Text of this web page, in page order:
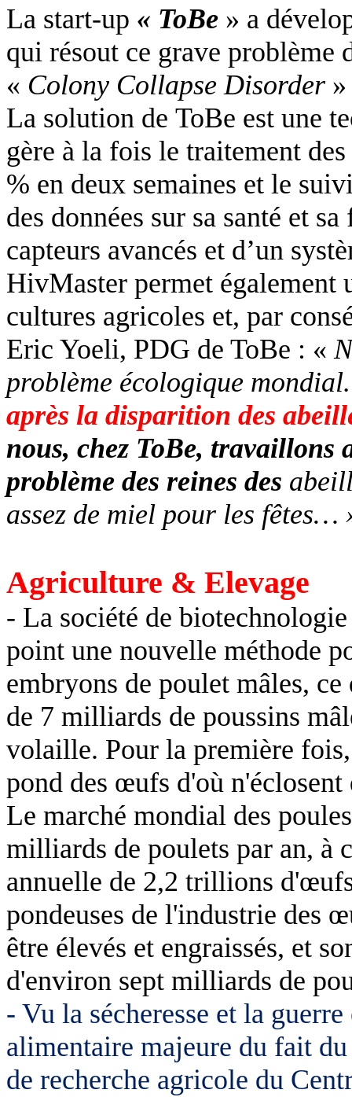
La start-up « ToBe » a
qui résout ce grave problème
« Colony Collapse Disorder
La solution de ToBe est une
gère à la fois le traitement
% en deux semaines et le
des données sur sa santé et
capteurs avancés et d’un
HivMaster permet également
cultures agricoles et, par
Eric Yoeli, PDG de ToBe : «
problème écologique
après la disparition des
nous, chez ToBe, travaillons
problème des reines des
assez de miel pour les fêtes…
Agriculture & Elevage
- La société de
point une nouvelle méthode
embryons de poulet mâles,
de 7 milliards de poussins
volaille. Pour la première
pond des œufs d'où n'éclosent
Le marché mondial des
milliards de poulets par an, à
annuelle de 2,2 trillions
pondeuses de l'industrie des
être élevés et engraissés, et
d'environ sept milliards de
- Vu la sécheresse et la
alimentaire majeure du fait
de recherche agricole du